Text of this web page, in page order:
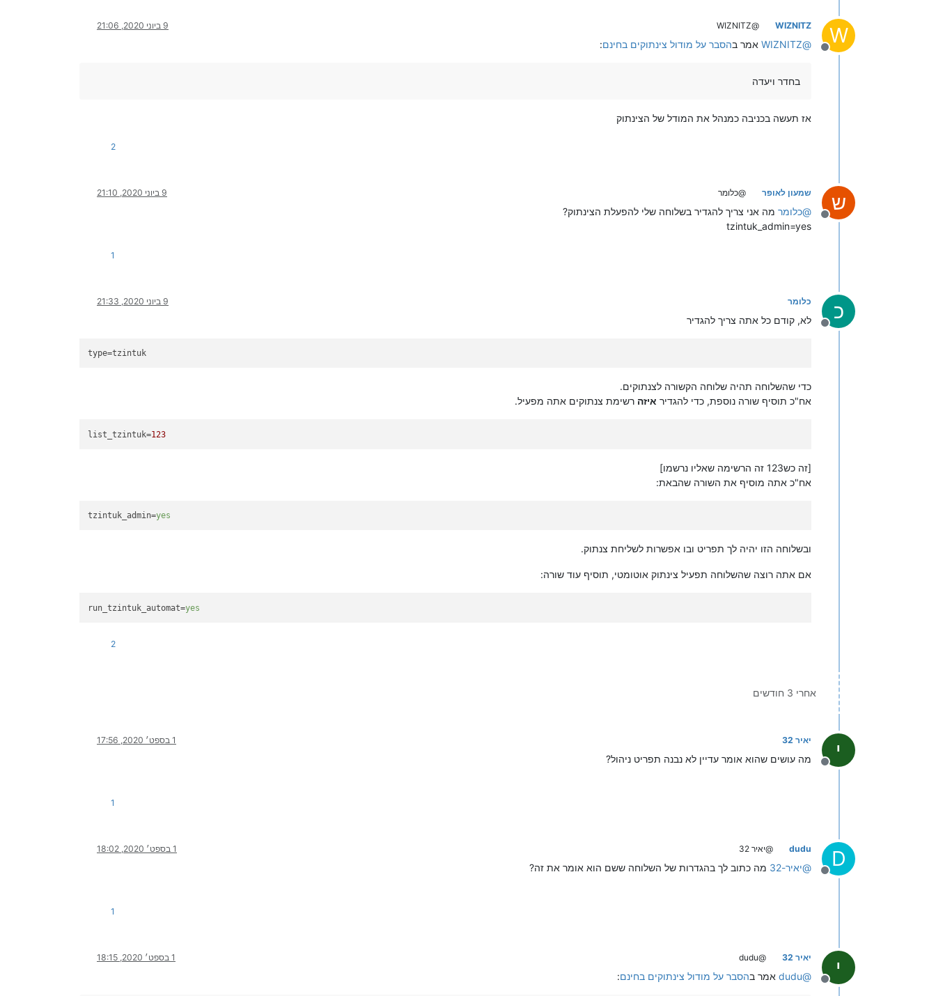
W
מנותק
WIZNITZ
@WIZNITZ 9 ביוני 2020, 21:06
@
WIZNITZ אמר בהסבר על מודול צינתוקים בחינם:
בחדר ויעדה
אז תעשה בכניבה כמנהל את המודל של הצינתוק
2
ש
מנותק
שמעון לאופר @כלומר 9 ביוני 2020, 21:10
@כלומר מה אני צריך להגדיר בשלוחה שלי להפעלת הצינתוק?
tzintuk_admin=yes
1
כ
מנותק
כלומר 9 ביוני 2020, 21:33
לא, קודם כל אתה צריך להגדיר
type=tzintuk
כדי שהשלוחה תהיה שלוחה הקשורה לצנתוקים.
אח"כ תוסיף שורה נוספת, כדי להגדיר איזה רשימת צנתוקים אתה מפעיל.
list_tzintuk=123
[זה כש123 זה הרשימה שאליו נרשמו]
אח"כ אתה מוסיף את השורה שהבאת:
tzintuk_admin=yes
ובשלוחה הזו יהיה לך תפריט ובו אפשרות לשליחת צנתוק.
אם אתה רוצה שהשלוחה תפעיל צינתוק אוטומטי, תוסיף עוד שורה:
run_tzintuk_automat=yes
2
אחרי 3 חודשים
י
מנותק
יאיר 32 1 בספט׳ 2020, 17:56
מה עושים שהוא אומר עדיין לא נבנה תפריט ניהול?
1
D
מנותק
dudu @יאיר 32 1 בספט׳ 2020, 18:02
@יאיר-32 מה כתוב לך בהגדרות של השלוחה ששם הוא אומר את זה?
1
י
מנותק
יאיר 32 @dudu 1 בספט׳ 2020, 18:15
@
dudu אמר בהסבר על מודול צינתוקים בחינם: